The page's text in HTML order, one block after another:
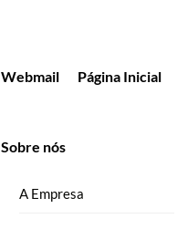
Webmail Página Inicial
Sobre nós
A Empresa